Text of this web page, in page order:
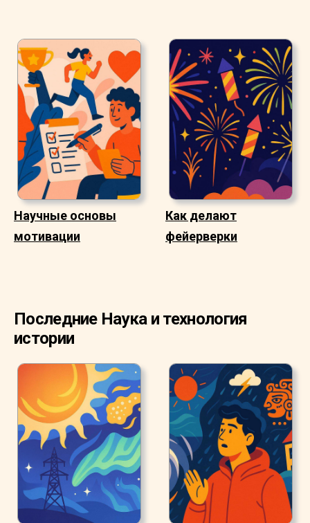
Научные основы
мотивации
Как делают
фейерверки
Последние Наука и технология
истории